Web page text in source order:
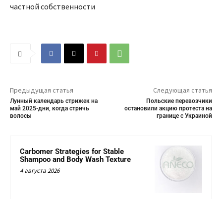
частной собственности
Предыдущая статья
Лунный календарь стрижек на
май 2025-дни, когда стричь
волосы
Следующая статья
Польские перевозчики
остановили акцию протеста на
границе с Украиной
Carbomer Strategies for Stable
Shampoo and Body Wash Texture
4 августа 2026